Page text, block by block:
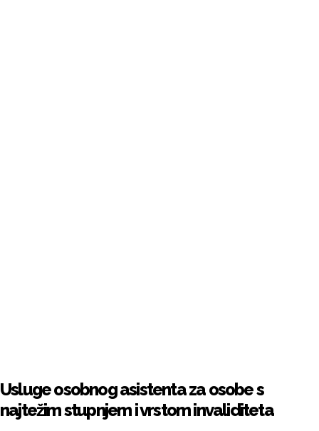
Usluge osobnog asistenta za osobe s
najtežim stupnjem i vrstom invaliditeta